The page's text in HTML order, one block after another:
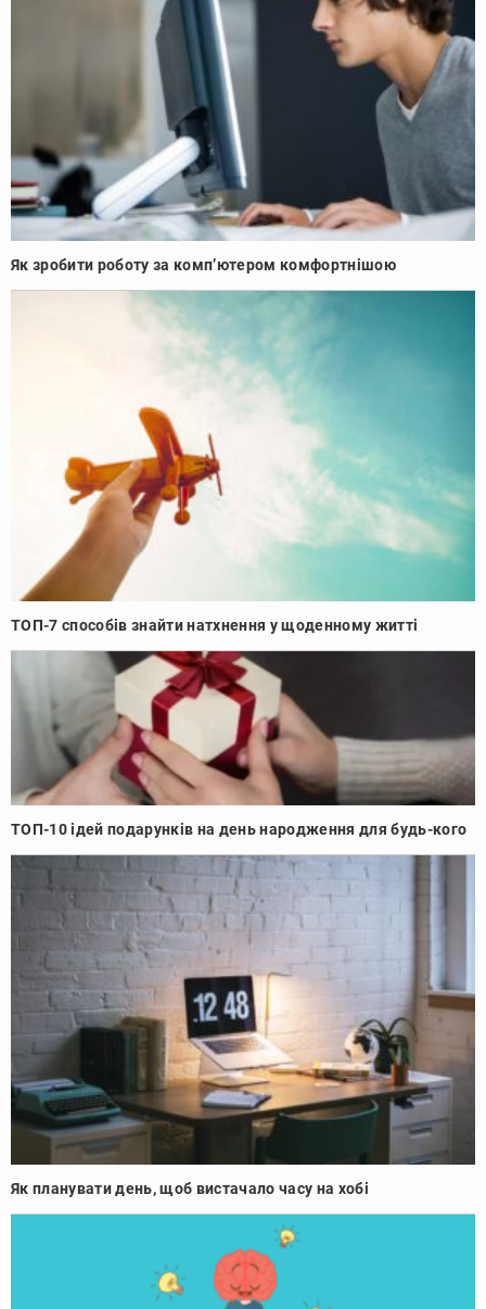
Як зробити роботу за комп’ютером комфортнішою
ТОП-7 способів знайти натхнення у щоденному житті
ТОП-10 ідей подарунків на день народження для будь-кого
Як планувати день, щоб вистачало часу на хобі